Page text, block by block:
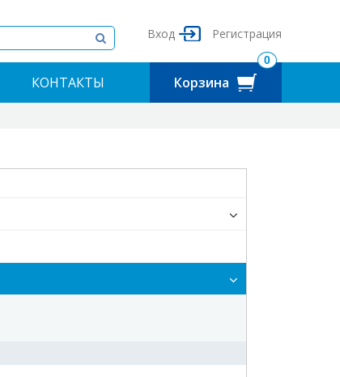
Вход Регистрация
КОНТАКТЫ Корзина
0